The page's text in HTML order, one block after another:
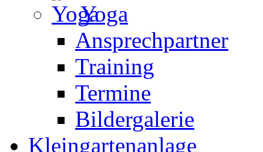
Yoga
Ansprechpartner
Training
Termine
Bildergalerie
Kleingartenanlage